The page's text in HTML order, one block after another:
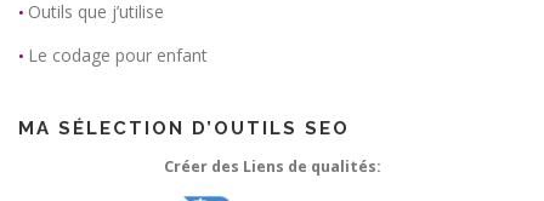
• Outils que j’utilise
• Le codage pour enfant
MA SÉLECTION D’OUTILS SEO
Créer des Liens de qualités: